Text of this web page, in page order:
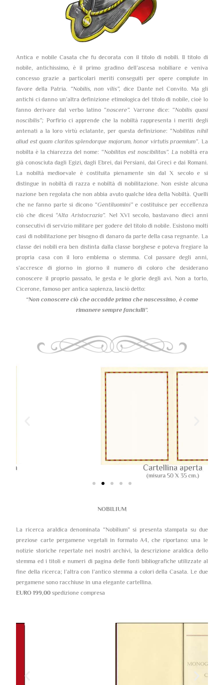
Antica e nobile Casata che fu decorata con il titolo di nobili. Il titolo di
nobile, antichissimo, è il primo gradino dell’ascesa nobiliare e veniva
concesso grazie a particolari meriti conseguiti per opere compiute in
favore della Patria. “Nobilis, non vilis”, dice Dante nel Convito. Ma gli
antichi ci danno un’altra definizione etimologica del titolo di nobile, cioè lo
fanno derivare dal verbo latino “noscere”. Varrone dice: “Nobilis quasi
noscibilis”; Porfirio ci apprende che la nobiltà rappresenta i meriti degli
antenati a la loro virtù eclatante, per questa definizione: “Nobilitas nihil
aliud est quam claritas splendorque majorum, honor virtutis praemium”. La
nobilta è la chiarezza del nome: “Nobilitas est noscibilitas”. La nobiltà era
già conosciuta dagli Egizi, dagli Ebrei, dai Persiani, dai Greci e dai Romani.
La nobiltà medioevale è costituita pienamente sin dal X secolo e si
distingue in nobiltà di razza e nobiltà di nobilitazione. Non esiste alcuna
nazione ben regolata che non abbia avuto qualche idea della Nobiltà. Quelli
che ne fanno parte si dicono “Gentiluomini”e costituisce per eccellenza
ciò che dicesi “Alta Aristocrazia”. Nel XVI secolo, bastavano dieci anni
consecutivi di servizio militare per godere del titolo di nobile. Esistono molti
casi di nobilitazione per bisogno di danaro da parte della casa regnante. La
classe dei nobili era ben distinta dalla classe borghese e poteva fregiare la
propria casa con il loro emblema o stemma. Col passare degli anni,
s’accresce di giorno in giorno il numero di coloro che desiderano
conoscere il proprio passato, le gesta e le glorie degli avi. Non a torto,
Cicerone, famoso per antica sapienza, lasciò detto:
“Non conoscere ciò che accadde prima che nascessimo, è come
rimanere sempre fanciulli”.
NOBILIUM
La ricerca araldica denominata “Nobilium” si presenta stampata su due
preziose carte pergamene vegetali in formato A4, che riportano: una le
notizie storiche repertate nei nostri archivi, la descrizione araldica dello
stemma ed i titoli e numeri di pagina delle fonti bibliografiche utilizzate al
fine della ricerca; l’altra con l’antico stemma a colori della Casata. Le due
pergamene sono racchiuse in una elegante cartellina.
EURO 199,00 spedizione compresa